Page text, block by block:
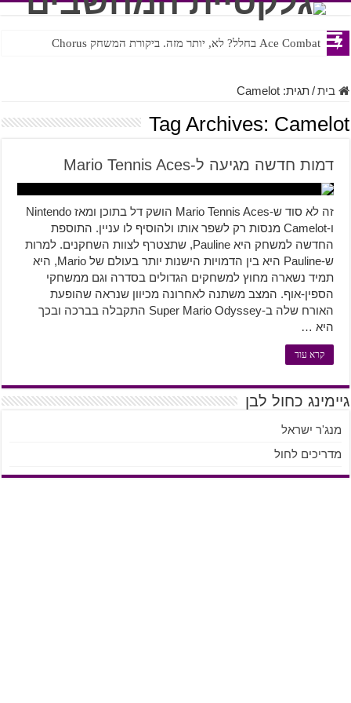
Ace Combat בחלל? לא, יותר מזה. ביקורת המשחק Chorus
Steven Universe והשירים שתורגמו בצורה נוראית לעברית
בית/תגית:Camelot
Tag Archives: Camelot
דמות חדשה מגיעה ל-Mario Tennis Aces
זה לא סוד ש-Mario Tennis Aces הושק דל בתוכן ומאז Nintendo
ו-Camelot מנסות רק לשפר אותו ולהוסיף לו עניין. התוספת
החדשה למשחק היא Pauline, שתצטרף לצוות השחקנים. למרות
ש-Pauline היא בין הדמויות הישנות יותר בעולם של Mario, היא
תמיד נשארה מחוץ למשחקים הגדולים בסדרה וגם ממשחקי
הספין-אוף. המצב משתנה לאחרונה מכיוון שנראה שהופעת
האורח שלה ב-Super Mario Odyssey התקבלה בברכה ובכך
היא …
קרא עוד
גיימינג כחול לבן
מנג'ר ישראל
מדריכים לחול